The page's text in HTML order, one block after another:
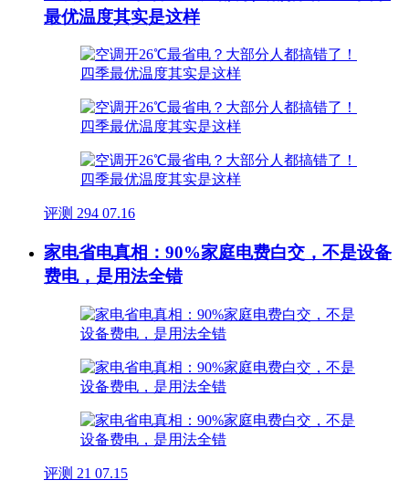
最优温度其实是这样
评测 294 07.16
家电省电真相：90%家庭电费白交，不是设备
费电，是用法全错
评测 21 07.15